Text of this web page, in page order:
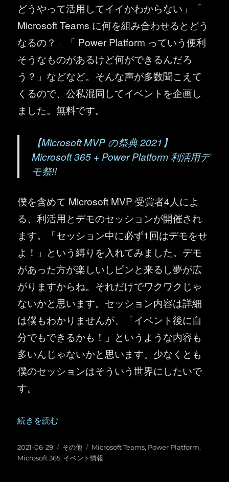
どうやって活用してイイかわからない」「
Microsoft Teams に何を組み合わせるとどう
なるの？」「 Power Platform っていう便利
そうなものがあるけど何ができるんだろ
う？」などなど。そんな声が多数聞こえて
くるので、公私混同してイベントを企画し
ました。無料です。
【Microsoft MVP の祭典 2021】
Microsoft 365 + Power Platform 利活用デ
モ祭!!
僕を含めて Microsoft MVP 受賞者4人によ
る、利活用とデモのセッションが開催され
ます。「セッション中に必ず1回はデモをせ
よ！」という縛りを入れてみました。デモ
があった方が楽しいしピンと来るし夢が広
がりますからね。それだけでワクワクじゃ
ないかと思います。セッション内容は詳細
は僕もわかりませんが、「イベント後に自
分でもできるかも！」というような内容も
多いんじゃないかと思います。少なくとも
僕のセッションはそういう世界にしたいで
す。
“【無料イベント情報】7月13日「 Microsoft 365 ＋
続きを読む
投
稿
2021-06-29
カ
テ
その他
タ
グ
Microsoft Teams, Power Platform,
Microsoft 365, イベント情報